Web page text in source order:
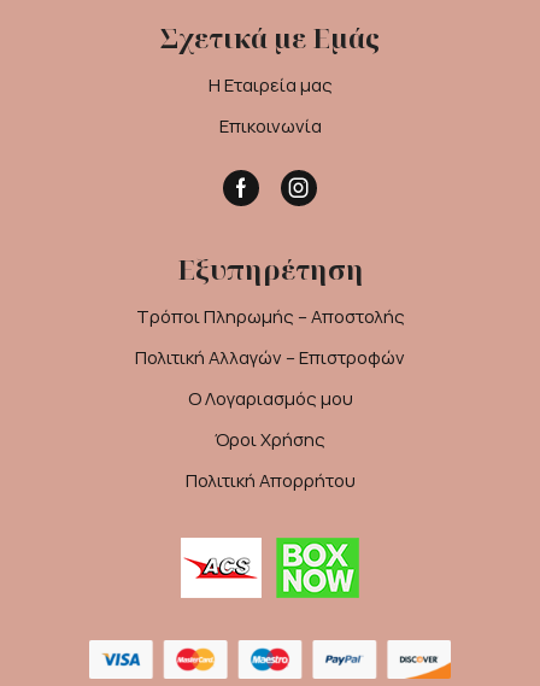
Σχετικά με Εμάς
Η Εταιρεία μας
Επικοινωνία
FacebookInstagram
Εξυπηρέτηση
Τρόποι Πληρωμής – Αποστολής
Πολιτική Αλλαγών – Επιστροφών
Ο Λογαριασμός μου
Όροι Χρήσης
Πολιτική Απορρήτου